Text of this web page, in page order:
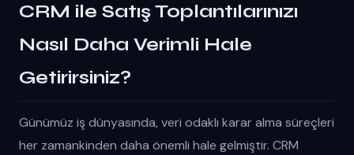
CRM ile Satış Toplantılarınızı
Nasıl Daha Verimli Hale
Getirirsiniz?
Günümüz iş dünyasında, veri odaklı karar alma süreçleri
her zamankinden daha önemli hale gelmiştir. CRM